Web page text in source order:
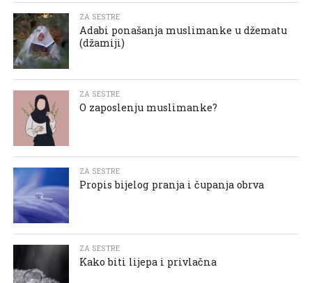
ZA SESTRE
Adabi ponašanja muslimanke u džematu
(džamiji)
ZA SESTRE
O zaposlenju muslimanke?
ZA SESTRE
Propis bijelog pranja i čupanja obrva
ZA SESTRE
Kako biti lijepa i privlačna